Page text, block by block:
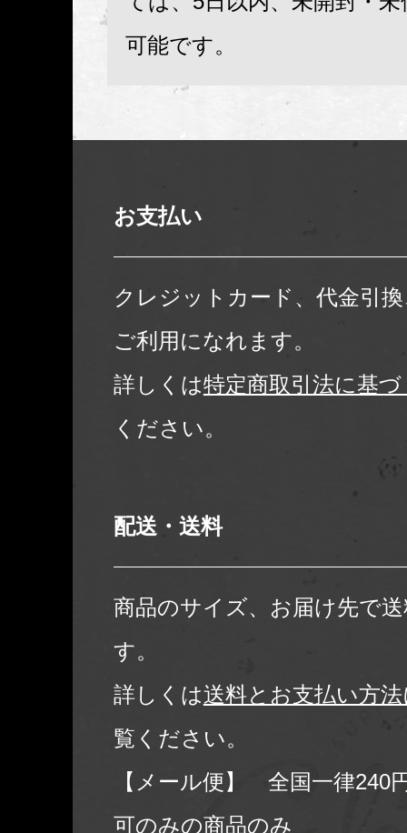
可能です。
お支払い
クレジットカード、代金引
ご利用になれます。
詳しくは特定商取引法に基
ください。
配送・送料
商品のサイズ、お届け先で
す。
詳しくは送料とお支払い方
覧ください。
【メール便】 全国一律240
可のみの商品のみ